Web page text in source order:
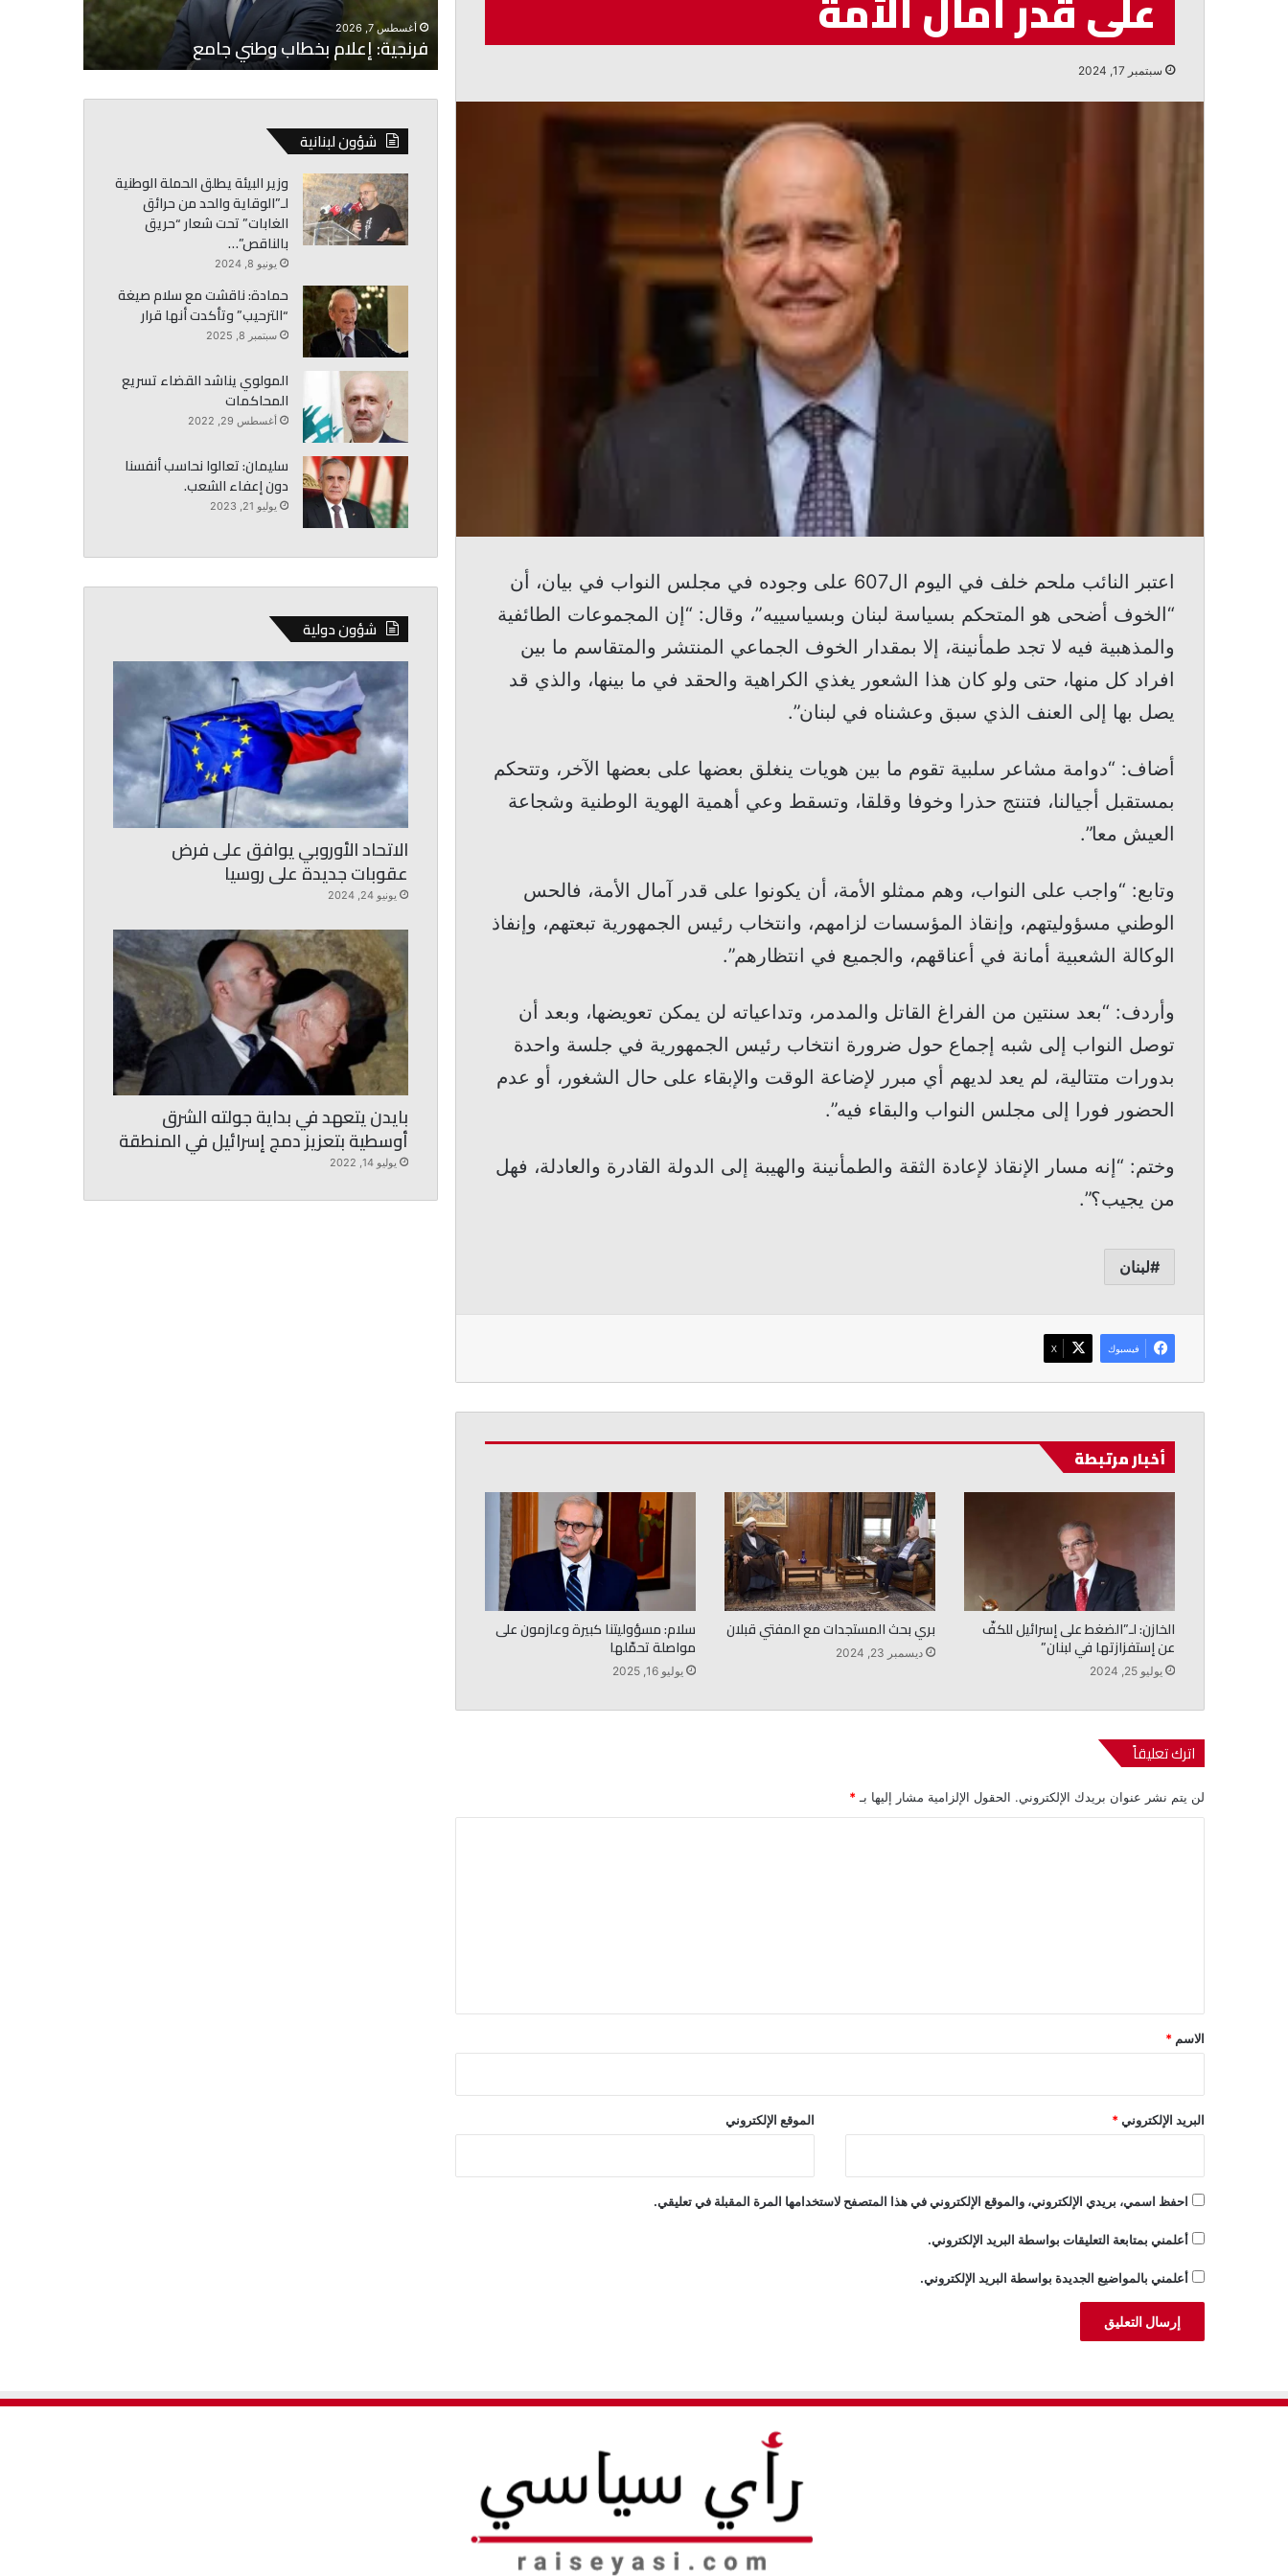
سبتمبر 17, 2024
اعتبر النائب ملحم خلف في اليوم ال607 على وجوده في مجلس النواب في بيان، أن
“الخوف أضحى هو المتحكم بسياسة لبنان وبسياسييه”، وقال: “إن المجموعات الطائفية
والمذهبية فيه لا تجد طمأنينة، إلا بمقدار الخوف الجماعي المنتشر والمتقاسم ما بين
افراد كل منها، حتى ولو كان هذا الشعور يغذي الكراهية والحقد في ما بينها، والذي قد
يصل بها إلى العنف الذي سبق وعشناه في لبنان”.
أضاف: “دوامة مشاعر سلبية تقوم ما بين هويات ينغلق بعضها على بعضها الآخر، وتتحكم
بمستقبل أجيالنا، فتنتج حذرا وخوفا وقلقا، وتسقط وعي أهمية الهوية الوطنية وشجاعة
العيش معا”.
وتابع: “واجب على النواب، وهم ممثلو الأمة، أن يكونوا على قدر آمال الأمة، فالحس
الوطني مسؤوليتهم، وإنقاذ المؤسسات لزامهم، وانتخاب رئيس الجمهورية تبعتهم، وإنفاذ
الوكالة الشعبية أمانة في أعناقهم، والجميع في انتظارهم”.
وأردف: “بعد سنتين من الفراغ القاتل والمدمر، وتداعياته لن يمكن تعويضها، وبعد أن
توصل النواب إلى شبه إجماع حول ضرورة انتخاب رئيس الجمهورية في جلسة واحدة
بدورات متتالية، لم يعد لديهم أي مبرر لإضاعة الوقت والإبقاء على حال الشغور، أو عدم
الحضور فورا إلى مجلس النواب والبقاء فيه”.
وختم: “إنه مسار الإنقاذ لإعادة الثقة والطمأنينة والهيبة إلى الدولة القادرة والعادلة، فهل
من يجيب؟”.
لبنان
فيسبوك ‫X
أخبار مرتبطة
الخازن: لـ”الضغط على إسرائيل للكفّ
عن إستفزازتها في لبنان”
يوليو 25, 2024
بري بحث المستجدات مع المفتي قبلان
ديسمبر 23, 2024
سلام: مسؤوليتنا كبيرة وعازمون على
مواصلة تحمّلها
يوليو 16, 2025
اترك تعليقاً
لن يتم نشر عنوان بريدك الإلكتروني. الحقول الإلزامية مشار إليها بـ *
*
الاسم *
البريد الإلكتروني* الموقع الإلكتروني
احفظ اسمي، بريدي الإلكتروني، والموقع الإلكتروني في هذا المتصفح لاستخدامها المرة المقبلة في تعليقي.
أعلمني بمتابعة التعليقات بواسطة البريد الإلكتروني.
أعلمني بالمواضيع الجديدة بواسطة البريد الإلكتروني.
النفايات
أغسطس 7, 2026
ترزيان: لا لتوسعة المرفأ قبل حل أزمة النفايات جعجع: لبنان لن يعود إلى الوراء
أغسطس 7, 2026
فرنجية: إعلام بخطاب وطني جامع
شؤون لبنانية
وزير البيئة يطلق الحملة الوطنية
لـ”الوقاية والحد من حرائق
الغابات” تحت شعار “حريق
بالناقص”…
يونيو 8, 2024
حمادة: ناقشت مع سلام صيغة
“الترحيب” وتأكدت أنها قرار
سبتمبر 8, 2025
المولوي يناشد القضاء تسريع
المحاكمات
أغسطس 29, 2022
سليمان: تعالوا نحاسب أنفسنا
دون إعفاء الشعب.
يوليو 21, 2023
شؤون دولية
الاتحاد الأوروبي يوافق على فرض
عقوبات جديدة على روسيا
يونيو 24, 2024
بايدن يتعهد في بداية جولته الشرق
أوسطية بتعزيز دمج إسرائيل في المنطقة
يوليو 14, 2022